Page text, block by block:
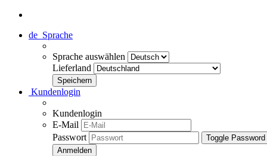
de Sprache
Sprache auswählen
Lieferland
Kundenlogin
Kundenlogin
E-Mail
Passwort
Toggle